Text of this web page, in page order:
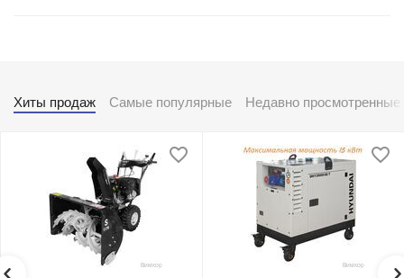
Хиты продаж Самые популярные Недавно просмотренные